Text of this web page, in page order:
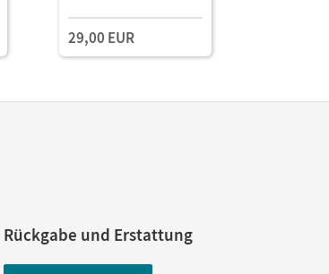
Book mit
Lehrkräftematerialien
und Planungstools
29,00 EUR
Rückgabe und Erstattung